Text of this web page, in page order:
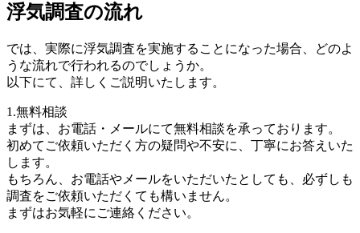
浮気調査の流れ
では、実際に浮気調査を実施することになった場合、どのよ
うな流れで行われるのでしょうか。
以下にて、詳しくご説明いたします。
1.無料相談
まずは、お電話・メールにて無料相談を承っております。
初めてご依頼いただく方の疑問や不安に、丁寧にお答えいた
します。
もちろん、お電話やメールをいただいたとしても、必ずしも
調査をご依頼いただくても構いません。
まずはお気軽にご連絡ください。